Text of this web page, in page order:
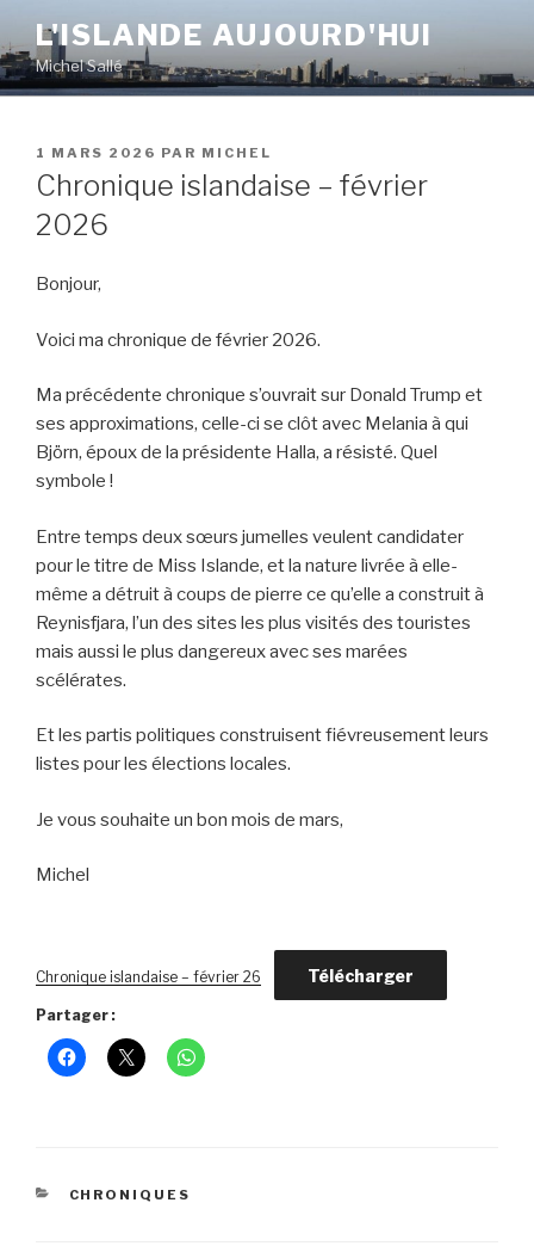
au
contenu
principal
L'ISLANDE AUJOURD'HUI
Michel Sallé
PUBLIÉ
LE
1 MARS 2026 PAR MICHEL
Chronique islandaise – février
2026
Bonjour,
Voici ma chronique de février 2026.
Ma précédente chronique s’ouvrait sur Donald Trump et
ses approximations, celle-ci se clôt avec Melania à qui
Björn, époux de la présidente Halla, a résisté. Quel
symbole !
Entre temps deux sœurs jumelles veulent candidater
pour le titre de Miss Islande, et la nature livrée à elle-
même a détruit à coups de pierre ce qu’elle a construit à
Reynisfjara, l’un des sites les plus visités des touristes
mais aussi le plus dangereux avec ses marées
scélérates.
Et les partis politiques construisent fiévreusement leurs
listes pour les élections locales.
Je vous souhaite un bon mois de mars,
Michel
Chronique islandaise – février 26 Télécharger
Partager :
CATÉGORIES
CHRONIQUES